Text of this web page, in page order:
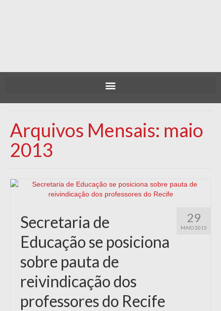
Arquivos Mensais: maio
2013
29
MAIO 2013
Secretaria de
Educação se posiciona
sobre pauta de
reivindicação dos
professores do Recife